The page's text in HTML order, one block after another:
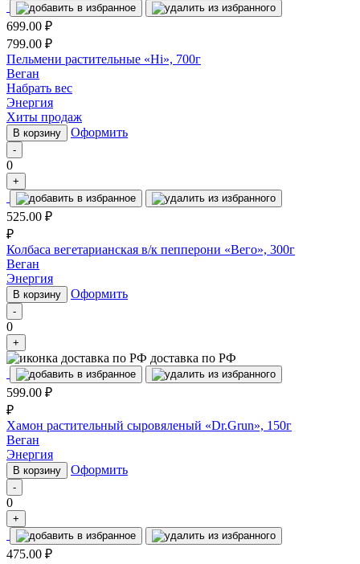
699.00 ₽
799.00 ₽
Пельмени растительные «Hi», 700г
Веган
Набрать вес
Энергия
Хиты продаж
В корзину Оформить
-
0
+
525.00 ₽
₽
Колбаса вегетарианская в/к пепперони «Вего», 300г
Веган
Энергия
В корзину Оформить
-
0
+
доставка по РФ
599.00 ₽
₽
Хамон растительный сыровяленый «Dr.Grun», 150г
Веган
Энергия
В корзину Оформить
-
0
+
475.00 ₽